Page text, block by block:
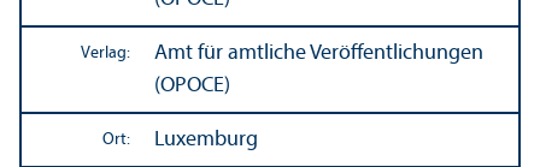
Verlag:
Amt für amtliche Veröffentlichungen
(OPOCE)
Ort: Luxemburg